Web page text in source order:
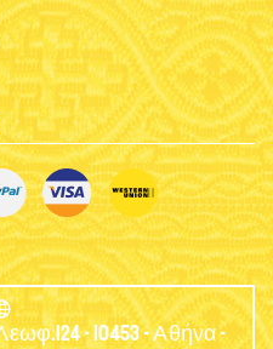
- 10453 - Αθήνα -